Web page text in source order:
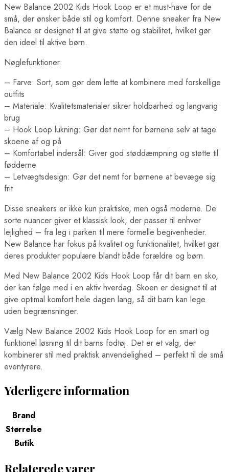
New Balance 2002 Kids Hook Loop er et must-have for de
små, der ønsker både stil og komfort. Denne sneaker fra New
Balance er designet til at give støtte og stabilitet, hvilket gør
den ideel til aktive børn.
Nøglefunktioner:
– Farve: Sort, som gør dem lette at kombinere med forskellige
outfits
– Materiale: Kvalitetsmaterialer sikrer holdbarhed og langvarig
brug
– Hook Loop lukning: Gør det nemt for børnene selv at tage
skoene af og på
– Komfortabel indersål: Giver god støddæmpning og støtte til
fødderne
– Letvægtsdesign: Gør det nemt for børnene at bevæge sig
frit
Disse sneakers er ikke kun praktiske, men også moderne. De
sorte nuancer giver et klassisk look, der passer til enhver
lejlighed – fra leg i parken til mere formelle begivenheder.
New Balance har fokus på kvalitet og funktionalitet, hvilket gør
deres produkter populære blandt både forældre og børn.
Med New Balance 2002 Kids Hook Loop får dit barn en sko,
der kan følge med i en aktiv hverdag. Skoen er designet til at
give optimal komfort hele dagen lang, så dit barn kan lege
uden begrænsninger.
Vælg New Balance 2002 Kids Hook Loop for en smart og
funktionel løsning til dit barns fodtøj. Det er et valg, der
kombinerer stil med praktisk anvendelighed – perfekt til de små
eventyrere.
Yderligere information
Brand
Størrelse
Butik
Relaterede varer